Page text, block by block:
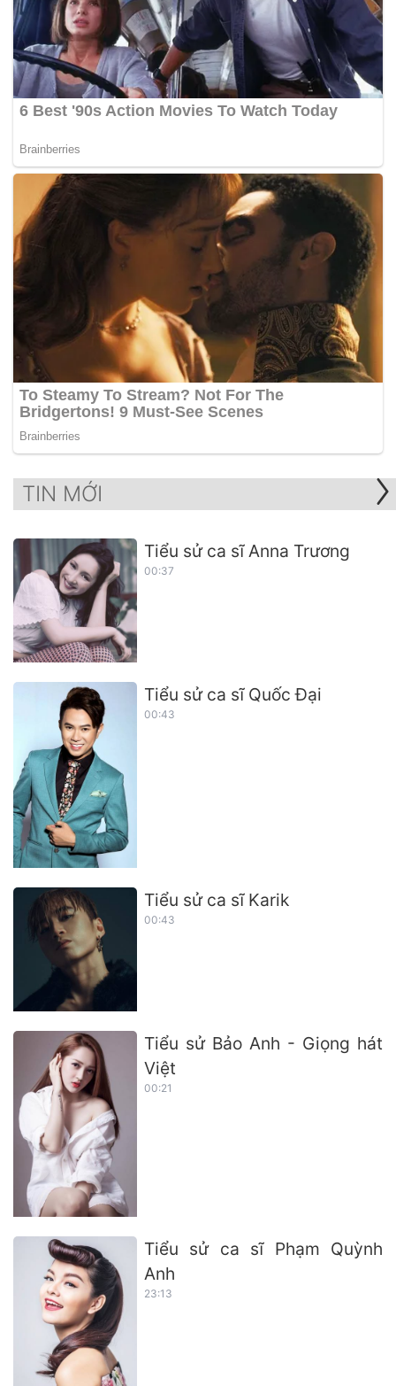
TIN MỚI
Tiểu sử ca sĩ Anna Trương
00:37
Tiểu sử ca sĩ Quốc Đại
00:43
Tiểu sử ca sĩ Karik
00:43
Tiểu sử Bảo Anh - Giọng hát
Việt
00:21
Tiểu sử ca sĩ Phạm Quỳnh
Anh
23:13